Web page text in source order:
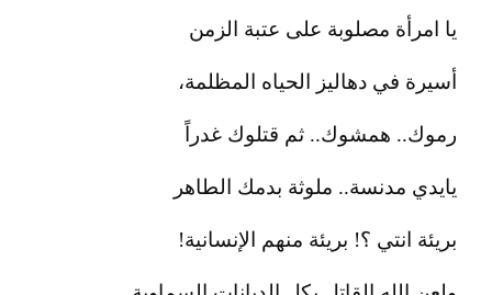
يا امرأة مصلوبة على عتبة الزمن
أسيرة في دهاليز الحياه المظلمة،
رموك.. همشوك.. ثم قتلوك غدراً
يايدي مدنسة.. ملوثة بدمك الطاهر
بريئة انتي ؟! بريئة منهم الإنسانية!